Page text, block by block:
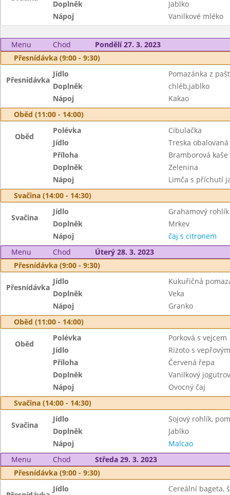
Doplněk
Jablko
Nápoj
Vanilkové mléko
Menu Chod
Pondělí 27. 3. 2023
Přesnídávka (9:00 - 9:30)
Přesnídávka
Jídlo
Pomazánka z
Doplněk
chléb,jablko
Nápoj
Kakao
Oběd (11:00 - 14:00)
Oběd
Polévka
Cibulačka
Jídlo
Treska
Příloha
Bramborová kaše
Doplněk
Zelenina
Nápoj
Limča s příchutí
Svačina (14:00 - 14:30)
Svačina
Jídlo
Grahamový
Doplněk
Mrkev
Nápoj
čaj s citronem
Menu
Chod
Úterý 28. 3. 2023
Přesnídávka (9:00 - 9:30)
Přesnídávka
Jídlo
Kukuřičná
Doplněk
Veka
Nápoj
Granko
Oběd (11:00 - 14:00)
Oběd
Polévka
Porková s vejcem
Jídlo
Rizoto s
Příloha
Červená řepa
Doplněk
Vanilkový
Nápoj
Ovocný čaj
Svačina (14:00 - 14:30)
Svačina
Jídlo
Sojový rohlík,
Doplněk
Jablko
Nápoj
Malcao
Menu
Chod
Středa 29. 3. 2023
Přesnídávka (9:00 - 9:30)
Jídlo Cereální bageta,